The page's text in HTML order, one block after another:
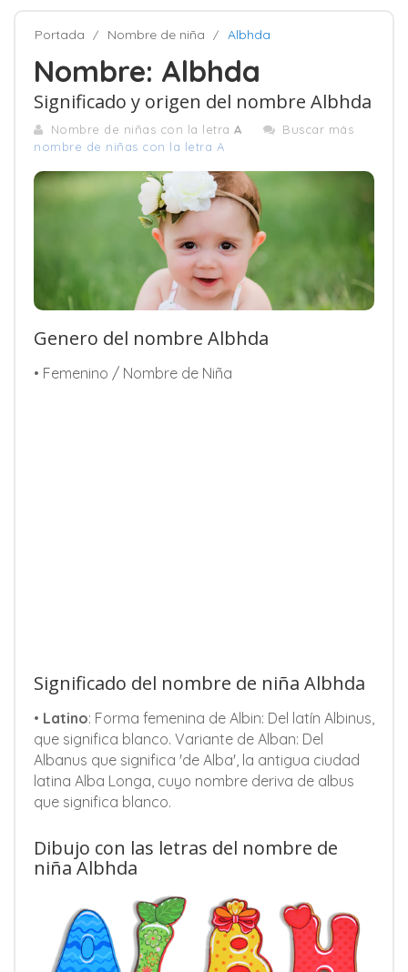
Portada Nombre de niña Albhda
Nombre: Albhda
Significado y origen del nombre Albhda
Nombre de niñas con la letra A
Buscar más
nombre de niñas con la letra A
Genero del nombre Albhda
• Femenino / Nombre de Niña
Significado del nombre de niña Albhda
• Latino: Forma femenina de Albin: Del latín Albinus,
que significa blanco. Variante de Alban: Del
Albanus que significa 'de Alba', la antigua ciudad
latina Alba Longa, cuyo nombre deriva de albus
que significa blanco.
Dibujo con las letras del nombre de
niña Albhda